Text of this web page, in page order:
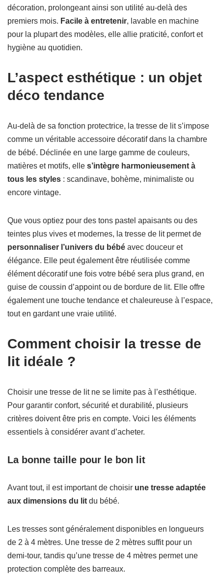
décoration, prolongeant ainsi son utilité au-delà des
premiers mois. Facile à entretenir, lavable en machine
pour la plupart des modèles, elle allie praticité, confort et
hygiène au quotidien.
L’aspect esthétique : un objet
déco tendance
Au-delà de sa fonction protectrice, la tresse de lit s’impose
comme un véritable accessoire décoratif dans la chambre
de bébé. Déclinée en une large gamme de couleurs,
matières et motifs, elle s’intègre harmonieusement à
tous les styles : scandinave, bohème, minimaliste ou
encore vintage.
Que vous optiez pour des tons pastel apaisants ou des
teintes plus vives et modernes, la tresse de lit permet de
personnaliser l’univers du bébé avec douceur et
élégance. Elle peut également être réutilisée comme
élément décoratif une fois votre bébé sera plus grand, en
guise de coussin d’appoint ou de bordure de lit. Elle offre
également une touche tendance et chaleureuse à l’espace,
tout en gardant une vraie utilité.
Comment choisir la tresse de
lit idéale ?
Choisir une tresse de lit ne se limite pas à l’esthétique.
Pour garantir confort, sécurité et durabilité, plusieurs
critères doivent être pris en compte. Voici les éléments
essentiels à considérer avant d’acheter.
La bonne taille pour le bon lit
Avant tout, il est important de choisir une tresse adaptée
aux dimensions du lit du bébé.
Les tresses sont généralement disponibles en longueurs
de 2 à 4 mètres. Une tresse de 2 mètres suffit pour un
demi-tour, tandis qu’une tresse de 4 mètres permet une
protection complète des barreaux.